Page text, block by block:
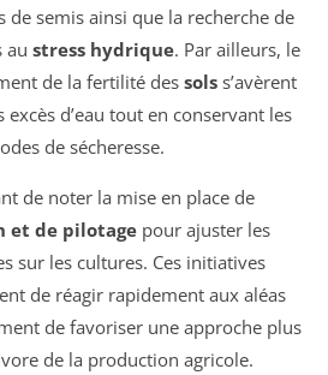
de semis ainsi que la recherche de
au stress hydrique. Par ailleurs, le
de la fertilité des sols s’avèrent
d’eau tout en conservant les
de sécheresse.
de noter la mise en place de
et de pilotage pour ajuster les
sur les cultures. Ces initiatives
de réagir rapidement aux aléas
de favoriser une approche plus
de la production agricole.